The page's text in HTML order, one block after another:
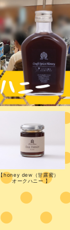
【honey dew（甘露蜜）
オークハニー 】